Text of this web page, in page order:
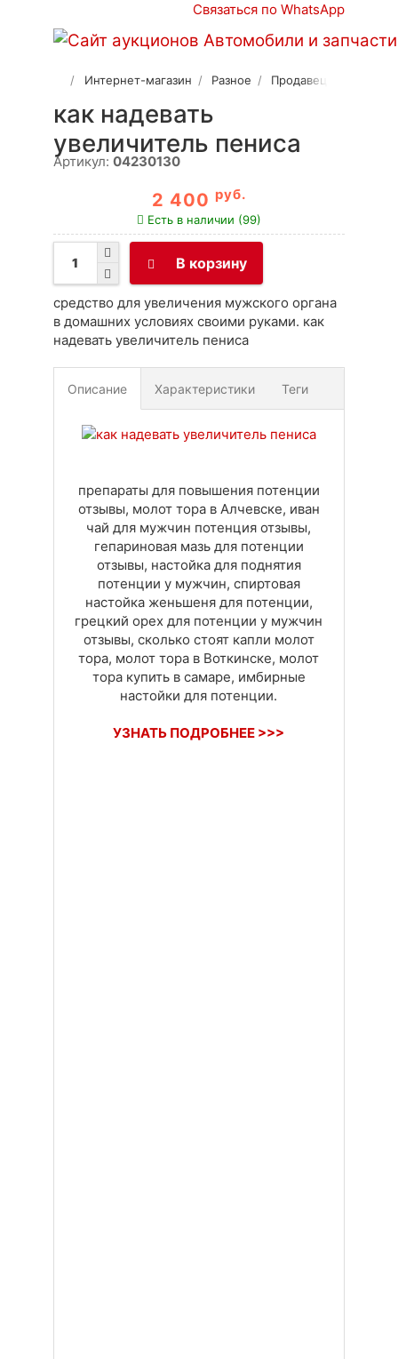
Связаться по WhatsApp
Интернет-магазин Разное Продавец 2
как надевать
увеличитель пениса
Артикул: 04230130
2 400 руб.
Есть в наличии (99)
В корзину
средство для увеличения мужского органа
в домашних условиях своими руками. как
надевать увеличитель пениса
Описание Характеристики Теги
Доставка Оплата Своя вкладка
препараты для повышения потенции
отзывы, молот тора в Алчевске, иван
чай для мужчин потенция отзывы,
гепариновая мазь для потенции
отзывы, настойка для поднятия
потенции у мужчин, спиртовая
настойка женьшеня для потенции,
грецкий орех для потенции у мужчин
отзывы, сколько стоят капли молот
тора, молот тора в Воткинске, молот
тора купить в самаре, имбирные
настойки для потенции.
УЗНАТЬ ПОДРОБНЕЕ >>>